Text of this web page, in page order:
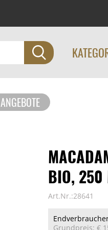
ANGEBOTE
BIO, 250
Art.Nr.:28641
Grundpreis: €